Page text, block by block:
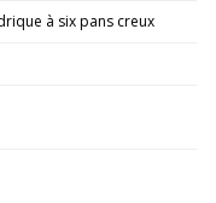
à six pans creux